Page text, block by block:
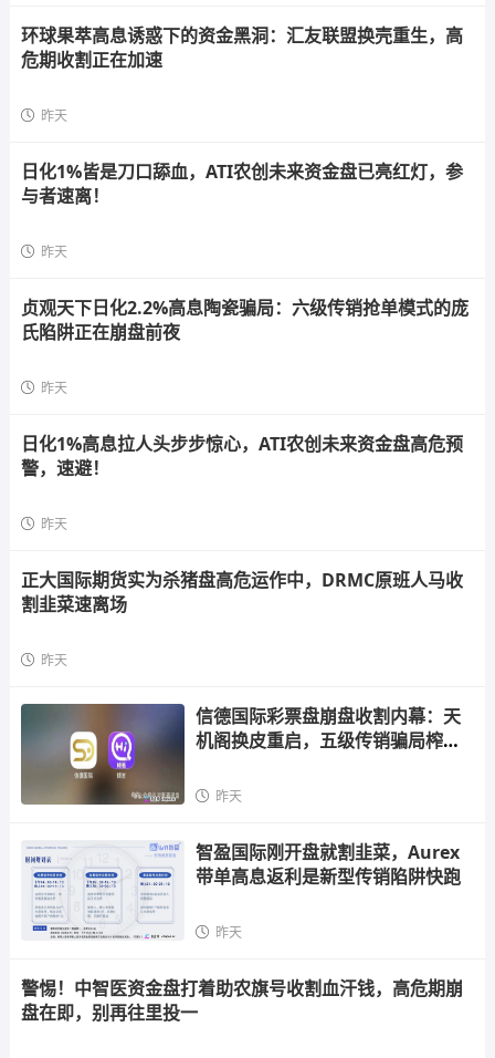
环球果萃高息诱惑下的资金黑洞：汇友联盟换壳重生，高
危期收割正在加速
昨天
日化1%皆是刀口舔血，ATI农创未来资金盘已亮红灯，参
与者速离！
昨天
贞观天下日化2.2%高息陶瓷骗局：六级传销抢单模式的庞
氏陷阱正在崩盘前夜
昨天
日化1%高息拉人头步步惊心，ATI农创未来资金盘高危预
警，速避！
昨天
正大国际期货实为杀猪盘高危运作中，DRMC原班人马收
割韭菜速离场
昨天
信德国际彩票盘崩盘收割内幕：天
机阁换皮重启，五级传销骗局榨干
昨天
智盈国际刚开盘就割韭菜，Aurex
带单高息返利是新型传销陷阱快跑
昨天
警惕！中智医资金盘打着助农旗号收割血汗钱，高危期崩
盘在即，别再往里投一